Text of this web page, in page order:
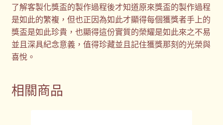
了解客製化獎盃的製作過程後才知道原來獎盃的製作過程
是如此的繁複，但也正因為如此才顯得每個獲獎者手上的
獎盃是如此珍貴，也顯得這份實質的榮耀是如此來之不易
並且深具紀念意義，值得珍藏並且記住獲獎那刻的光榮與
喜悅。
相關商品